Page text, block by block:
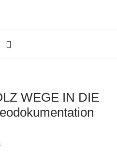
WEGE IN DIE